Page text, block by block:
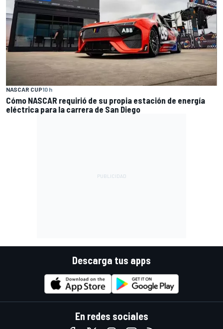
NASCAR CUP10 h
Cómo NASCAR requirió de su propia estación de energía
eléctrica para la carrera de San Diego
Descarga tus apps
En redes sociales